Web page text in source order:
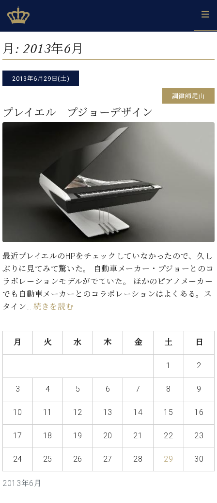
to
content
ベヒシュタインジャパン公式サイト
BECHSTEIN JAPAN Official Site
タ
ロ
グ
ベ
ヒ
ュ
ー
ト /
C.
タ
イ
ン
ジ
デ
ス
シ
タ
ン
サ
示
ベ
ヒ
シ
イ
ン
る
こ
色
と
ッ
ヒ
ュ
タ
ン・
パ
の
タ
イ
ン
の
ド
イ
ツ
器
ベ
ヒ
ス
ト
ー
家
達
声
ベ
シ
ュ
タ
イ
の
ニ
ュ
メ
ル
マ
員
登
お
知
ら
(入
荷
報
等)
レ
リ
リ
ス
ら
メ
正
規
デ
ィ
シ
イ
ン
し
た
い！
と
い
お
近
の
営
店
ま
オンライン試弾
企
業
情
採
ロ
ン
会
員
ャ
ン
ブ
ロ
グ
月: 2013年6月
2013年6月29日(土)
調律師尾山
プレイエル プジョーデザイン
最近プレイエルのHPをチェックしていなかったので、久し
ぶりに見てみて驚いた。 自動車メーカー・プジョーとのコ
ラボレーションモデルがでていた。 ほかのピアノメーカー
でも自動車メーカーとのコラボレーションはよくある。ス
タイン…続きを読む
2013年6月
月 火 水 木 金 土 日
1 2
3 4 5 6 7 8 9
10 11 12 13 14 15 16
17 18 19 20 21 22 23
24 25 26 27 28 29 30